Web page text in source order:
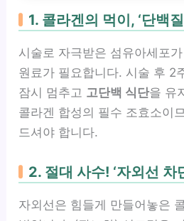
1. 콜라겐의 먹이, ‘단백질
시술로 자극받은 섬유아세포
원료가 필요합니다. 시술 후 2
잠시 멈추고 고단백 식단을 유
콜라겐 합성의 필수 조효소이
드셔야 합니다.
2. 절대 사수! ‘자외선 차
자외선은 힘들게 만들어놓은